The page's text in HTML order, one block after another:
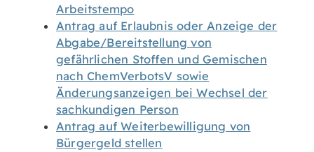
Arbeitstempo
Antrag auf Erlaubnis oder Anzeige der
Abgabe/Bereitstellung von
gefährlichen Stoffen und Gemischen
nach ChemVerbotsV sowie
Änderungsanzeigen bei Wechsel der
sachkundigen Person
Antrag auf Weiterbewilligung von
Bürgergeld stellen